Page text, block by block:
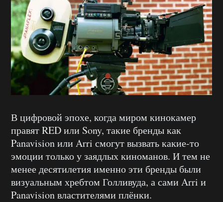
В цифровой эпохе, когда миром кинокамер
правят RED или Sony, такие бренды как
Panavision или Arri смогут вызвать какие-то
эмоции только у заядлых киноманов. И тем не
менее десятилетия именно эти бренды были
визуальным хребтом Голливуда, а сами Arri и
Panavision властителями плёнки.